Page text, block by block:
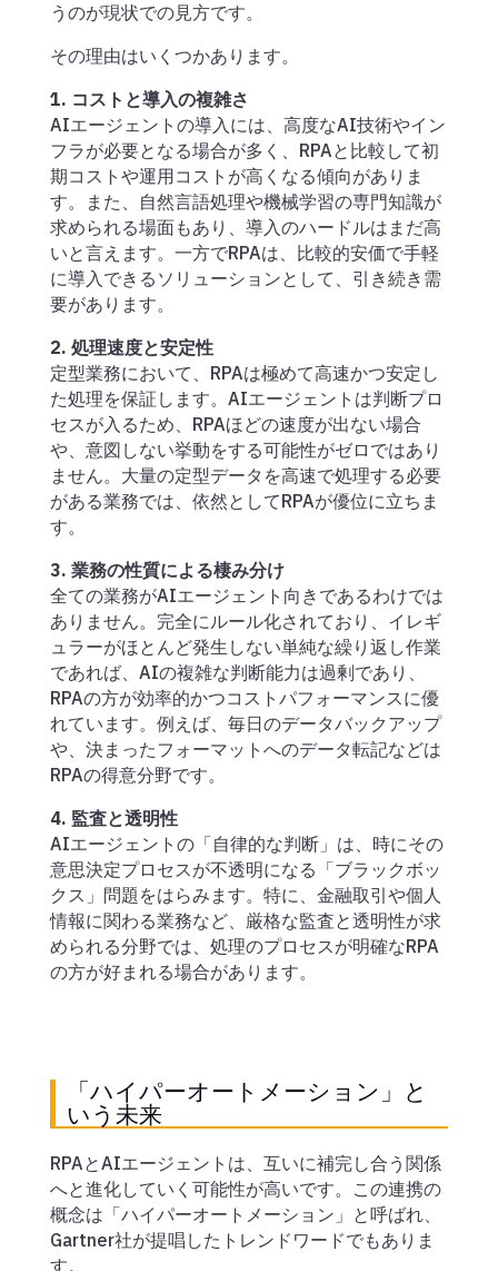
うのが現状での見方です。
その理由はいくつかあります。
1. コストと導入の複雑さ
AIエージェントの導入には、高度なAI技術やイン
フラが必要となる場合が多く、RPAと比較して初
期コストや運用コストが高くなる傾向がありま
す。また、自然言語処理や機械学習の専門知識が
求められる場面もあり、導入のハードルはまだ高
いと言えます。一方でRPAは、比較的安価で手軽
に導入できるソリューションとして、引き続き需
要があります。
2. 処理速度と安定性
定型業務において、RPAは極めて高速かつ安定し
た処理を保証します。AIエージェントは判断プロ
セスが入るため、RPAほどの速度が出ない場合
や、意図しない挙動をする可能性がゼロではあり
ません。大量の定型データを高速で処理する必要
がある業務では、依然としてRPAが優位に立ちま
す。
3. 業務の性質による棲み分け
全ての業務がAIエージェント向きであるわけでは
ありません。完全にルール化されており、イレギ
ュラーがほとんど発生しない単純な繰り返し作業
であれば、AIの複雑な判断能力は過剰であり、
RPAの方が効率的かつコストパフォーマンスに優
れています。例えば、毎日のデータバックアップ
や、決まったフォーマットへのデータ転記などは
RPAの得意分野です。
4. 監査と透明性
AIエージェントの「自律的な判断」は、時にその
意思決定プロセスが不透明になる「ブラックボッ
クス」問題をはらみます。特に、金融取引や個人
情報に関わる業務など、厳格な監査と透明性が求
められる分野では、処理のプロセスが明確なRPA
の方が好まれる場合があります。
「ハイパーオートメーション」と
いう未来
RPAとAIエージェントは、互いに補完し合う関係
へと進化していく可能性が高いです。この連携の
概念は「ハイパーオートメーション」と呼ばれ、
Gartner社が提唱したトレンドワードでもありま
す。